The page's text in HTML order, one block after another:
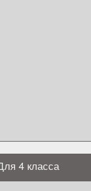
4 класса